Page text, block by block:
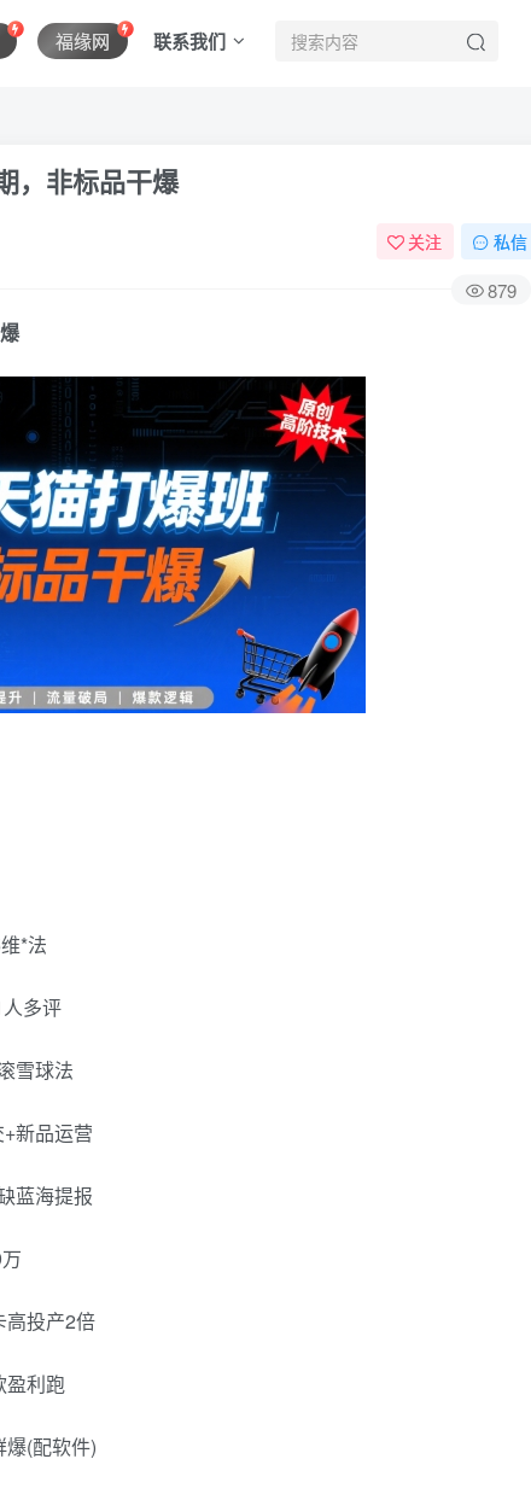
福缘网 联系我们
，非标品干爆
关注 私信
879
*法
多评
雪球法
新品运营
蓝海提报
高投产2倍
盈利跑
(配软件)